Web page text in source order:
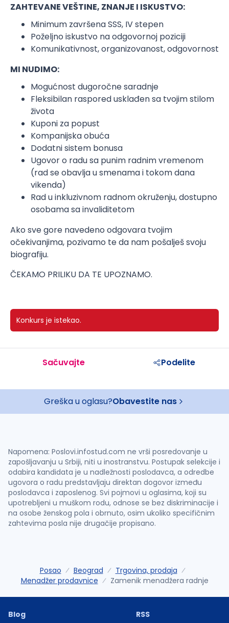
ZAHTEVANE VEŠTINE, ZNANJE I ISKUSTVO:
Minimum završena SSS, IV stepen
Poželjno iskustvo na odgovornoj poziciji
Komunikativnost, organizovanost, odgovornost
MI NUDIMO:
Mogućnost dugoročne saradnje
Fleksibilan raspored usklađen sa tvojim stilom
života
Kuponi za popust
Kompanijska obuća
Dodatni sistem bonusa
Ugovor o radu sa punim radnim vremenom
(rad se obavlja u smenama i tokom dana
vikenda)
Rad u inkluzivnom radnom okruženju, dostupno
osobama sa invaliditetom
Ako sve gore navedeno odgovara tvojim
očekivanjima, pozivamo te da nam pošalješ svoju
biografiju.
ČEKAMO PRILIKU DA TE UPOZNAMO.
Konkurs je istekao.
Sačuvajte Podelite
Greška u oglasu?Obavestite nas
Napomena: Poslovi.infostud.com ne vrši posredovanje u
zapošljavanju u Srbiji, niti u inostranstvu. Postupak selekcije i
odabira kandidata je u nadležnosti poslodavca, a odredbe
ugovora o radu predstavljaju direktan dogovor između
poslodavca i zaposlenog. Svi pojmovi u oglasima, koji su
upotrebljeni u muškom rodu, odnose se bez diskriminacije i
na osobe ženskog pola i obrnuto, osim ukoliko specifičnim
zahtevima posla nije drugačije propisano.
Posao Beograd
Trgovina, prodaja
Menadžer prodavnice
Zamenik menadžera radnje
Blog
RSS